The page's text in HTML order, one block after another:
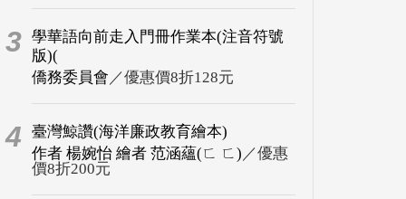
3 學華語向前走入門冊作業本(注音符號
版)(
僑務委員會 ／優惠價8折128元
4
臺灣鯨讚(海洋廉政教育繪本)
作者 楊婉怡 繪者 范涵蘊(ㄈ ㄈ) ／優惠
價8折200元